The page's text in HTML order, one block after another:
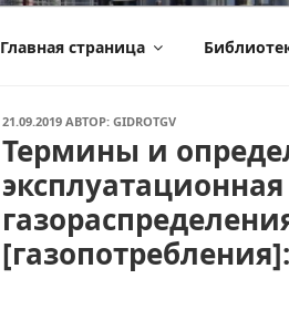
Главная страница
ОПУБЛИКОВАНО
21.09.2019 АВТОР: GIDROTGV
Термины и
[газопотребления]: